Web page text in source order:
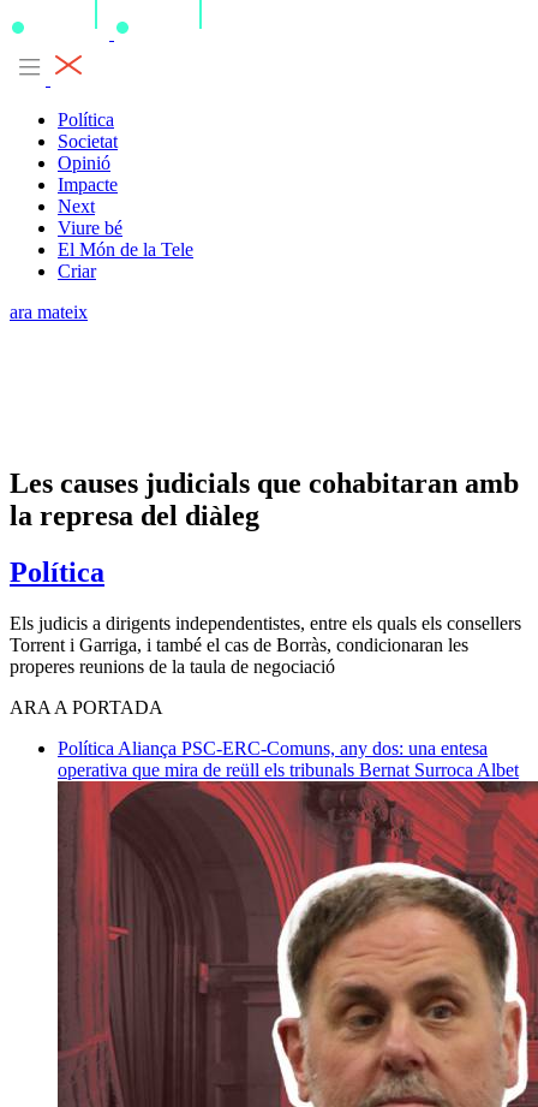
Política
Societat
Opinió
Impacte
Next
Viure bé
El Món de la Tele
Criar
ara mateix
Les causes judicials que cohabitaran amb
la represa del diàleg
Política
Els judicis a dirigents independentistes, entre els quals els consellers
Torrent i Garriga, i també el cas de Borràs, condicionaran les
properes reunions de la taula de negociació
ARA A PORTADA
Política Aliança PSC-ERC-Comuns, any dos: una entesa
operativa que mira de reüll els tribunals Bernat Surroca Albet